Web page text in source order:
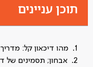
תוכן עניינים
מהו דיכאון קל:
אבחון; תסמינים של